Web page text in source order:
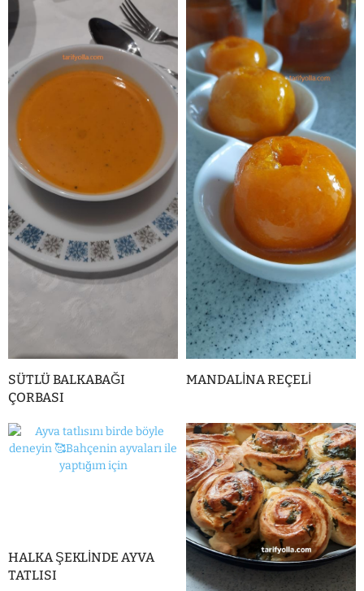
SÜTLÜ BALKABAĞI
ÇORBASI
MANDALİNA REÇELİ
HALKA ŞEKLİNDE AYVA
TATLISI